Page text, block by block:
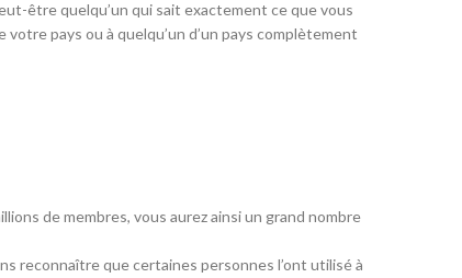
être quelqu’un qui sait exactement ce que vous
pays ou à quelqu’un d’un pays complètement
de membres, vous aurez ainsi un grand nombre
reconnaître que certaines personnes l’ont utilisé à